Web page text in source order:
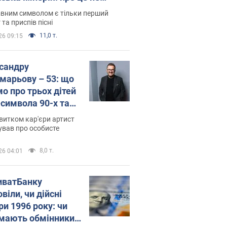
у школі
символом є тільки перший
приспів пісні
09:15 11,0 т.
– 53: що
про трьох дітей
90-х та
вони
кар'єри артист
про особисте
04:01 8,0 т.
чи дійсні
1996 року: чи
обмінники